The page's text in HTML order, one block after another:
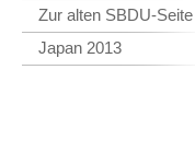
Zur alten SBDU-Seite
Japan 2013